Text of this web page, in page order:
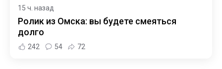
15 ч. назад
Ролик из Омска: вы будете смеяться
долго
242 54 72